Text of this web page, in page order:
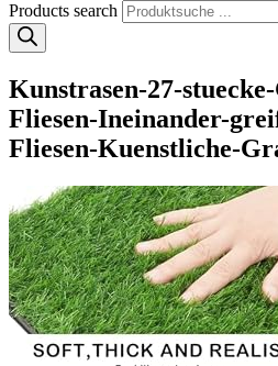
Products search
Kunstrasen-27-
Fliesen-Ineinander-
Fliesen-Kuenstliche-